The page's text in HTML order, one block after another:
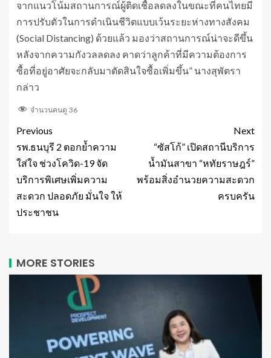
จากแนวโน้มสถานการณ์ผู้ติดเชื้อลดลงในขณะที่คนไทยมี
การปรับตัวในการดำเนินชีวิตแบบเว้นระยะห่างทางสังคม
(Social Distancing) ด้วยแล้ว มองว่าสถานการณ์น่าจะดีขึ้น
หลังจากความกังวลลดลง คาดว่าลูกค้าที่มีความต้องการ
ซื้อที่อยู่อาศัยจะกลับมาตัดสินใจซื้อเพิ่มขึ้น” นางสุพัตรา
กล่าว
จำนวนคนดู 36
Previous
รพ.ธนบุรี 2 ตอกย้ำความ
ใส่ใจ ช่วงโควิด-19 จัด
บริการพิเศษเพิ่มความ
สะดวก ปลอดภัย มั่นใจ ให้
ประชาชน
Next
“ซัสโก้” เปิดสถานีบริการ
น้ำมันสาขา “หทัยราษฎร์”
พร้อมสิ่งอำนวยความสะดวก
ครบครัน
MORE STORIES